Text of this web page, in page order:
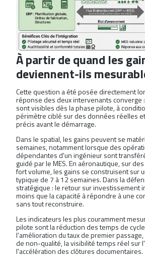
À partir de quand les
deviennent-ils
Cette question a été posée directement
réponse des deux intervenants converge
sont visibles dès la phase pilote, à
périmètre ciblé sur des données réelles
précis avant le démarrage.
Dans le spatial, les gains peuvent se
semaines, notamment lorsque des
dépendantes d'un ingénieur sont
guidé par le MES. En aéronautique, sur
fort volume, les gains se construisent sur
typique de 7 à 12 semaines. Dans la
stratégique : le retour sur investissement
moins que la capacité à répondre à une
sans tout reconstruire.
Les indicateurs les plus couramment
pilote sont la réduction des temps de
l'amélioration du taux de premier
de non-qualité, la visibilité temps réel sur
l'accélération des clôtures documentaires.